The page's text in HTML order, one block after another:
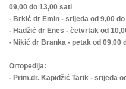
09,00 do 13,00 sati
- Brkić dr Emin - srijeda od 9,00
- Hadžić dr Enes - četvrtak od
- Nikić dr Branka - petak od 09,00
Ortopedija:
- Prim.dr. Kapidžić Tarik - srijeda